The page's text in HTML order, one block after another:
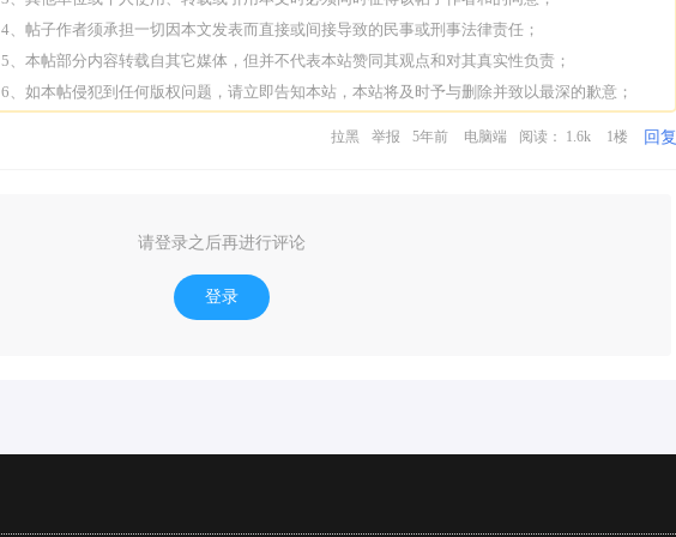
4、帖子作者须承担一切因本文发表而直接或间接导致的民事或刑事法律责任；
5、本帖部分内容转载自其它媒体，但并不代表本站赞同其观点和对其真实性负责；
6、如本帖侵犯到任何版权问题，请立即告知本站，本站将及时予与删除并致以最深的歉意；
拉黑 举报 5年前 电脑端 阅读： 1.6k 1楼 回复
请登录之后再进行评论
登录